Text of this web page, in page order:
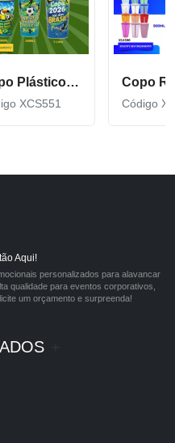
Copo Plástico personalizado In Mold Label 360 XCS551
XCS551 Código
Aqui!
personalizados para alavancar
qualidade para eventos corporativos,
um orçamento e surpreenda!